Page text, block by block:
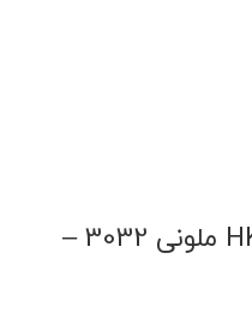
جک آرام‌بند کابینت مدل HK ملونی 3032 –